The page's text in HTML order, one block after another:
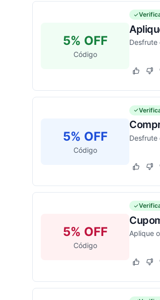
5% OFF
Código
Desfrute
Este
5% OFF
Código
Desfrute
Este
5% OFF
Código
Aplique
Este